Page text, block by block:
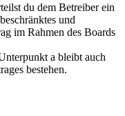
du dem Betreiber ein
und
im Rahmen des Boards
a bleibt auch
bestehen.